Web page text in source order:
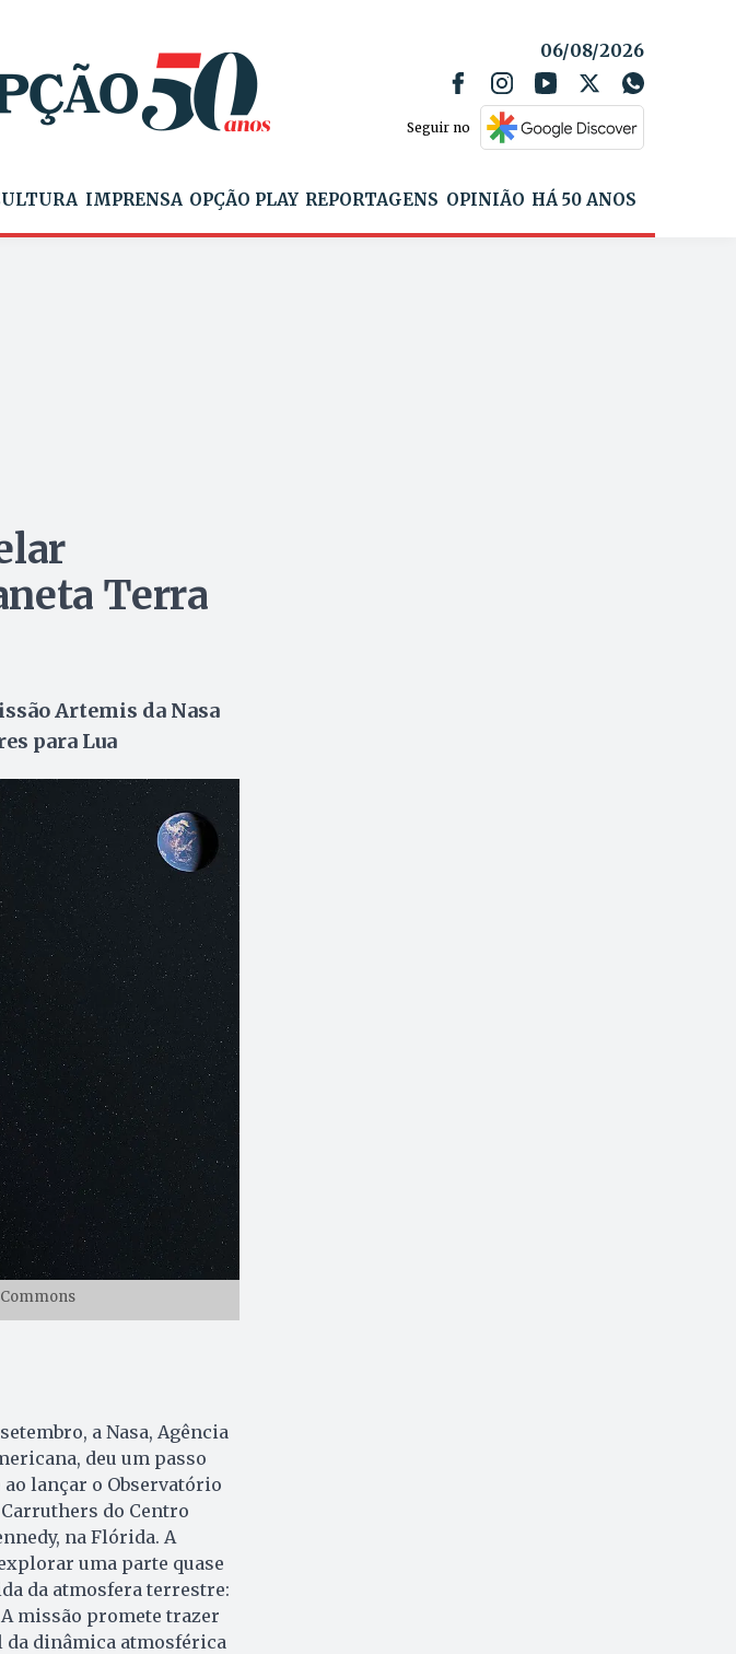
06/08/2026
Seguir no
IMPRENSA OPÇÃO PLAY REPORTAGENS OPINIÃO HÁ 50 ANOS
Terra
Artemis da Nasa
para Lua
a Nasa, Agência
deu um passo
lançar o Observatório
do Centro
na Flórida. A
uma parte quase
da atmosfera terrestre:
missão promete trazer
dinâmica atmosférica